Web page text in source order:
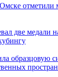
две медали
образцовую